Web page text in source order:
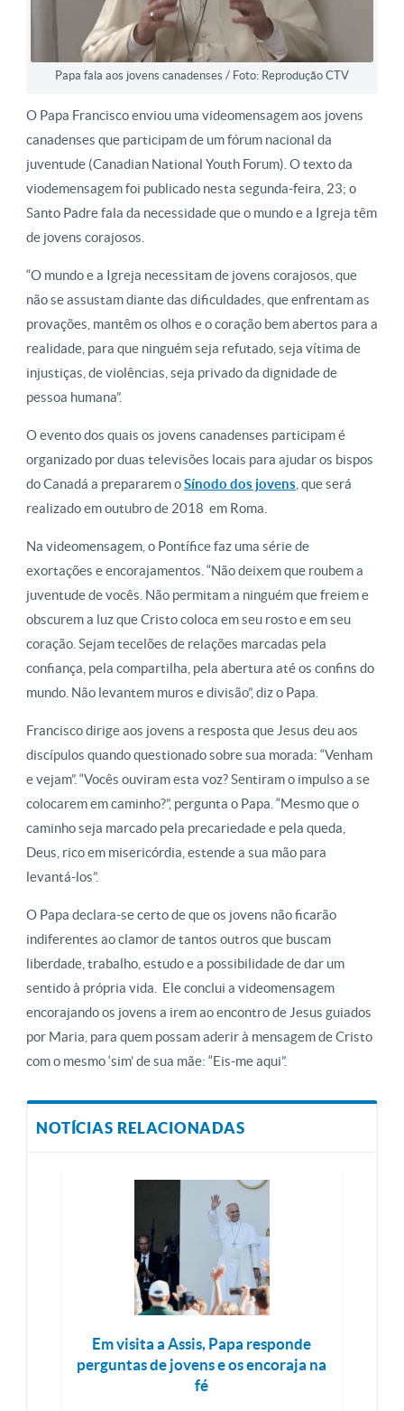
Papa fala aos jovens canadenses / Foto: Reprodução CTV
O Papa Francisco enviou uma videomensagem aos jovens
canadenses que participam de um fórum nacional da
juventude (Canadian National Youth Forum). O texto da
viodemensagem foi publicado nesta segunda-feira, 23; o
Santo Padre fala da necessidade que o mundo e a Igreja têm
de jovens corajosos.
“O mundo e a Igreja necessitam de jovens corajosos, que
não se assustam diante das dificuldades, que enfrentam as
provações, mantêm os olhos e o coração bem abertos para a
realidade, para que ninguém seja refutado, seja vítima de
injustiças, de violências, seja privado da dignidade de
pessoa humana”.
O evento dos quais os jovens canadenses participam é
organizado por duas televisões locais para ajudar os bispos
do Canadá a prepararem oSínodo dos jovens , que será
realizado em outubro de 2018 em Roma.
Na videomensagem, o Pontífice faz uma série de
exortações e encorajamentos. “Não deixem que roubem a
juventude de vocês. Não permitam a ninguém que freiem e
obscurem a luz que Cristo coloca em seu rosto e em seu
coração. Sejam tecelões de relações marcadas pela
confiança, pela compartilha, pela abertura até os confins do
mundo. Não levantem muros e divisão”, diz o Papa.
Francisco dirige aos jovens a resposta que Jesus deu aos
discípulos quando questionado sobre sua morada: “Venham
e vejam”. “Vocês ouviram esta voz? Sentiram o impulso a se
colocarem em caminho?”, pergunta o Papa. “Mesmo que o
caminho seja marcado pela precariedade e pela queda,
Deus, rico em misericórdia, estende a sua mão para
levantá-los”.
O Papa declara-se certo de que os jovens não ficarão
indiferentes ao clamor de tantos outros que buscam
liberdade, trabalho, estudo e a possibilidade de dar um
sentido à própria vida. Ele conclui a videomensagem
encorajando os jovens a irem ao encontro de Jesus guiados
por Maria, para quem possam aderir à mensagem de Cristo
com o mesmo ‘sim’ de sua mãe: “Eis-me aqui”.
NOTÍCIAS RELACIONADAS
Em visita a Assis, Papa responde
perguntas de jovens e os encoraja na
fé